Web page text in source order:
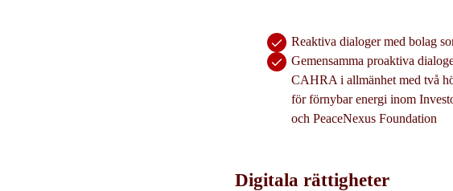
Reaktiva dialoger med bolag
Gemensamma proaktiva
CAHRA i allmänhet med två
för förnybar energi inom
och PeaceNexus Foundation
Digitala rättigheter